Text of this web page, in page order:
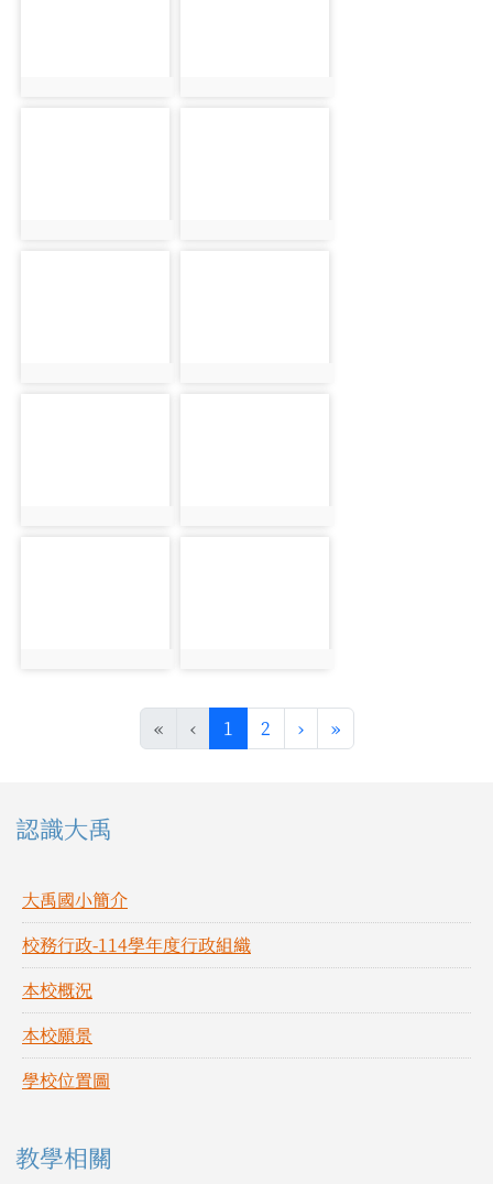
« ‹ 1 (目前頁次)
2 ›下一頁
»最後頁
左邊區域內容
認識大禹
大禹國小簡介
校務行政-114學年度行政組織
本校概況
本校願景
學校位置圖
教學相關